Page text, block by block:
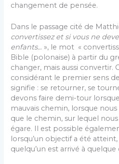
changement de pensée.
Dans le passage cité de
convertissez et si vous ne
enfants... », le mot «
Bible (polonaise) à partir du
changer, mais aussi convertir.
considérant le premier sens
signifie : se retourner, se
devons faire demi-tour
mauvais chemin, lorsque
que le chemin, sur lequel
égare. Il est possible
lorsqu’un objectif a été
quelqu’un est arrivé à quelque